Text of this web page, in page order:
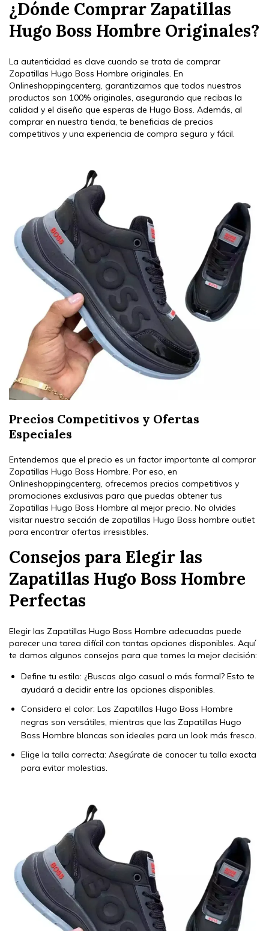
¿Dónde Comprar Zapatillas
Hugo Boss Hombre Originales?
La autenticidad es clave cuando se trata de comprar
Zapatillas Hugo Boss Hombre originales. En
Onlineshoppingcenterg, garantizamos que todos nuestros
productos son 100% originales, asegurando que recibas la
calidad y el diseño que esperas de Hugo Boss. Además, al
comprar en nuestra tienda, te beneficias de precios
competitivos y una experiencia de compra segura y fácil.
Precios Competitivos y Ofertas
Especiales
Entendemos que el precio es un factor importante al comprar
Zapatillas Hugo Boss Hombre. Por eso, en
Onlineshoppingcenterg, ofrecemos precios competitivos y
promociones exclusivas para que puedas obtener tus
Zapatillas Hugo Boss Hombre al mejor precio. No olvides
visitar nuestra sección de zapatillas Hugo Boss hombre outlet
para encontrar ofertas irresistibles.
Consejos para Elegir las
Zapatillas Hugo Boss Hombre
Perfectas
Elegir las Zapatillas Hugo Boss Hombre adecuadas puede
parecer una tarea difícil con tantas opciones disponibles. Aquí
te damos algunos consejos para que tomes la mejor decisión:
Define tu estilo: ¿Buscas algo casual o más formal? Esto te
ayudará a decidir entre las opciones disponibles.
Considera el color: Las Zapatillas Hugo Boss Hombre
negras son versátiles, mientras que las Zapatillas Hugo
Boss Hombre blancas son ideales para un look más fresco.
Elige la talla correcta: Asegúrate de conocer tu talla exacta
para evitar molestias.